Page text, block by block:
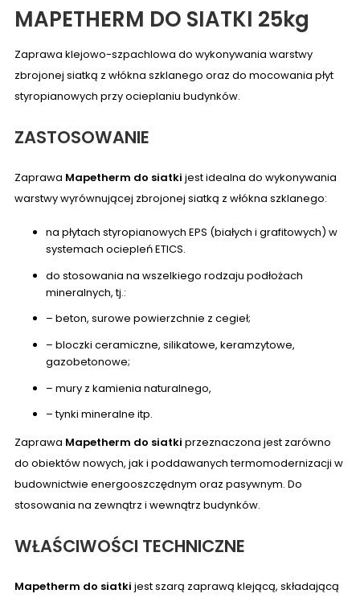
MAPETHERM DO SIATKI 25kg
Zaprawa klejowo-szpachlowa do wykonywania warstwy
zbrojonej siatką z włókna szklanego oraz do mocowania płyt
styropianowych przy ocieplaniu budynków.
ZASTOSOWANIE
Zaprawa Mapetherm do siatki jest idealna do wykonywania
warstwy wyrównującej zbrojonej siatką z włókna szklanego:
na płytach styropianowych EPS (białych i grafitowych) w
systemach ociepleń ETICS.
do stosowania na wszelkiego rodzaju podłożach
mineralnych, tj.:
– beton, surowe powierzchnie z cegieł;
– bloczki ceramiczne, silikatowe, keramzytowe,
gazobetonowe;
– mury z kamienia naturalnego,
– tynki mineralne itp.
Zaprawa Mapetherm do siatki przeznaczona jest zarówno
do obiektów nowych, jak i poddawanych termomodernizacji w
budownictwie energooszczędnym oraz pasywnym. Do
stosowania na zewnątrz i wewnątrz budynków.
WŁAŚCIWOŚCI TECHNICZNE
Mapetherm do siatki jest szarą zaprawą klejącą, składającą